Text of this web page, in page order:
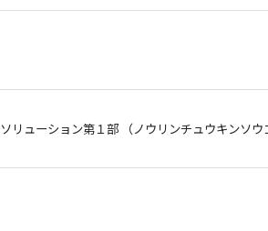
ューション第１部 （ノウリンチュウキンソ